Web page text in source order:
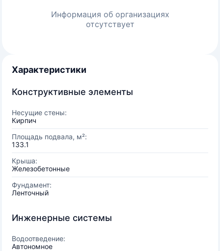
Информация об организациях
отсутствует
Характеристики
Конструктивные элементы
Несущие стены:
Кирпич
Площадь подвала, м²:
133.1
Крыша:
Железобетонные
Фундамент:
Ленточный
Инженерные системы
Водоотведение:
Автономное